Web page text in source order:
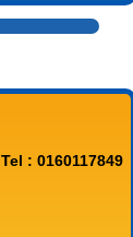
Tel : 0160117849